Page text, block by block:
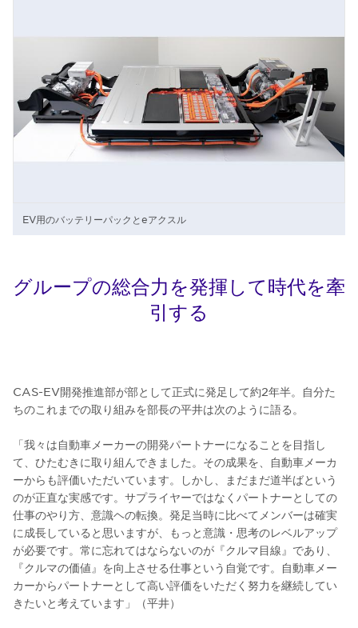
EV用のバッテリーパックとeアクスル
グループの総合力を発揮して時代を牽
引する
CAS-EV開発推進部が部として正式に発足して約2年半。自分た
ちのこれまでの取り組みを部長の平井は次のように語る。
「我々は自動車メーカーの開発パートナーになることを目指し
て、ひたむきに取り組んできました。その成果を、自動車メーカ
ーからも評価いただいています。しかし、まだまだ道半ばという
のが正直な実感です。サプライヤーではなくパートナーとしての
仕事のやり方、意識ヘの転換。発足当時に比べてメンバーは確実
に成長していると思いますが、もっと意識・思考のレベルアップ
が必要です。常に忘れてはならないのが『クルマ目線』であり、
『クルマの価値』を向上させる仕事という自覚です。自動車メー
カーからパートナーとして高い評価をいただく努力を継続してい
きたいと考えています」（平井）